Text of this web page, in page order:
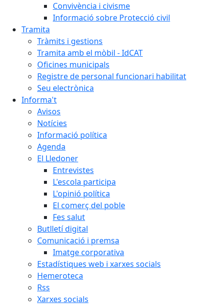
Convivència i civisme
Informació sobre Protecció civil
Tramita
Tràmits i gestions
Tramita amb el mòbil - IdCAT
Oficines municipals
Registre de personal funcionari habilitat
Seu electrònica
Informa't
Avisos
Notícies
Informació política
Agenda
El Lledoner
Entrevistes
L'escola participa
L'opinió política
El comerç del poble
Fes salut
Butlletí digital
Comunicació i premsa
Imatge corporativa
Estadístiques web i xarxes socials
Hemeroteca
Rss
Xarxes socials